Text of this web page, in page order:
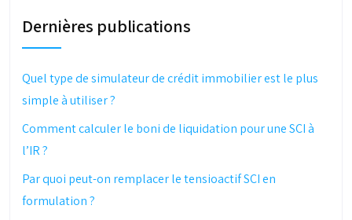
Dernières publications
Quel type de simulateur de crédit immobilier est le plus
simple à utiliser ?
Comment calculer le boni de liquidation pour une SCI à
l’IR ?
Par quoi peut-on remplacer le tensioactif SCI en
formulation ?